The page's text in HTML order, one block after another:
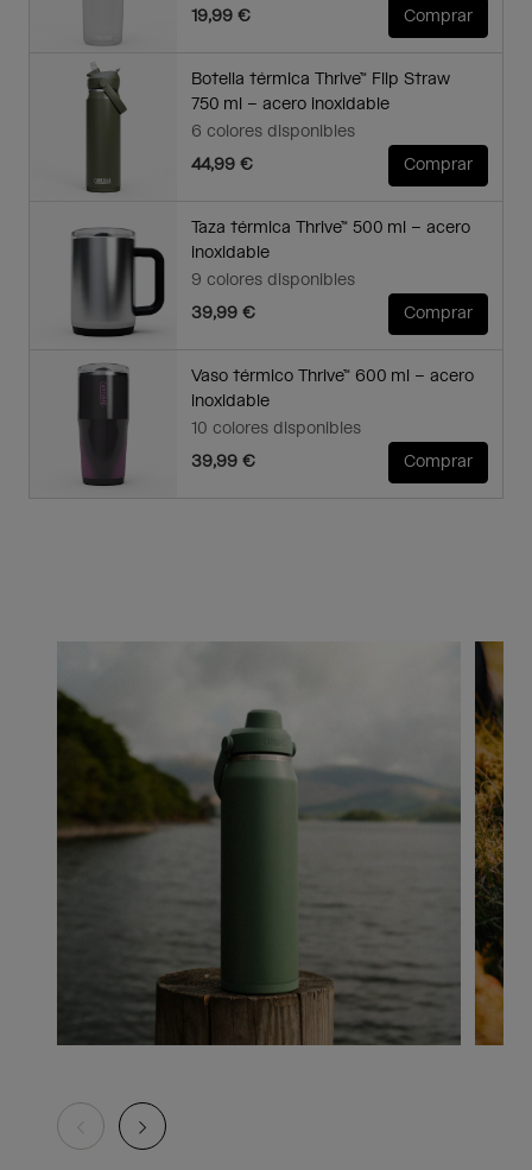
19,99 € Comprar
Botella térmica Thrive™ Flip Straw
750 ml – acero inoxidable
6 colores disponibles
44,99 €
Comprar
Taza térmica Thrive™ 500 ml – acero
inoxidable
9 colores disponibles
39,99 €
Comprar
Vaso térmico Thrive™ 600 ml – acero
inoxidable
10 colores disponibles
39,99 €
Comprar